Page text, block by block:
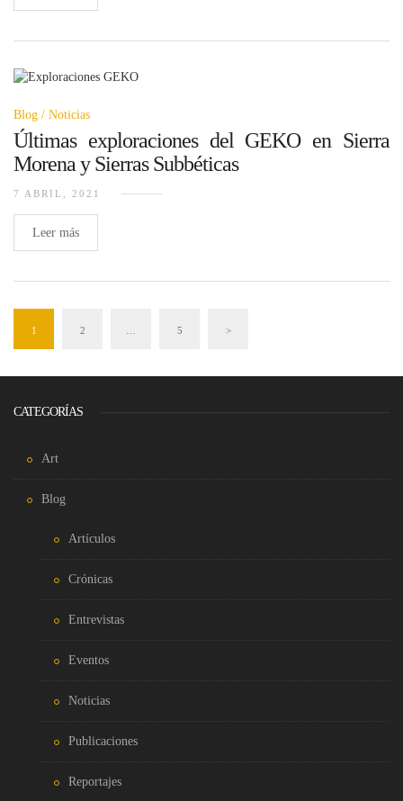
Blog Noticias
Últimas exploraciones del GEKO en Sierra
Morena y Sierras Subbéticas
7 ABRIL, 2021
Leer más
1 2 5 >
CATEGORÍAS
Art
Blog
Artículos
Crónicas
Entrevistas
Eventos
Noticias
Publicaciones
Reportajes